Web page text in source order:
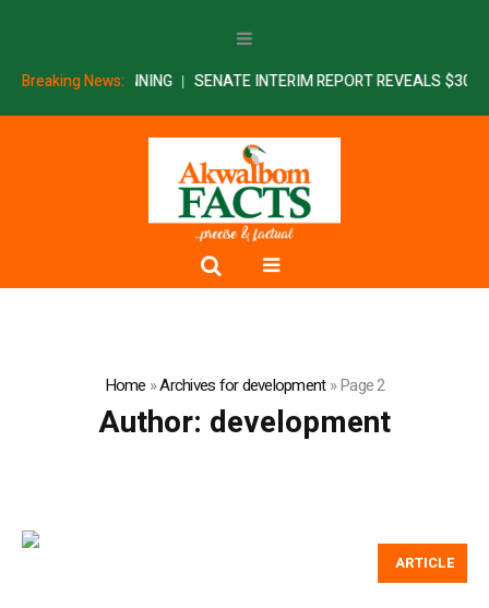
Breaking News:
PLANNING SENATE INTERIM REPORT REVEALS $300BN LOST TO
Home »Archives for development»Page 2
Author: development
ARTICLE